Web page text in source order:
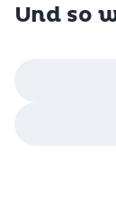
Und so